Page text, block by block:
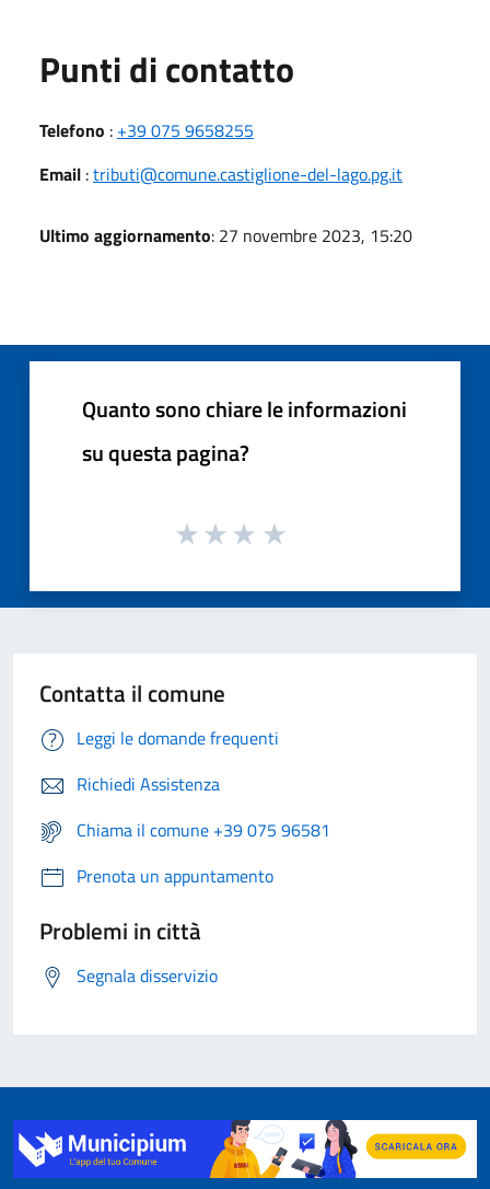
Punti di contatto
Telefono : +39 075 9658255
Email :tributi@comune.castiglione-del-lago.pg.it
Ultimo aggiornamento: 27 novembre 2023, 15:20
Quanto sono chiare le informazioni
su questa pagina?
Contatta il comune
Leggi le domande frequenti
Richiedi Assistenza
Chiama il comune +39 075 96581
Prenota un appuntamento
Problemi in città
Segnala disservizio